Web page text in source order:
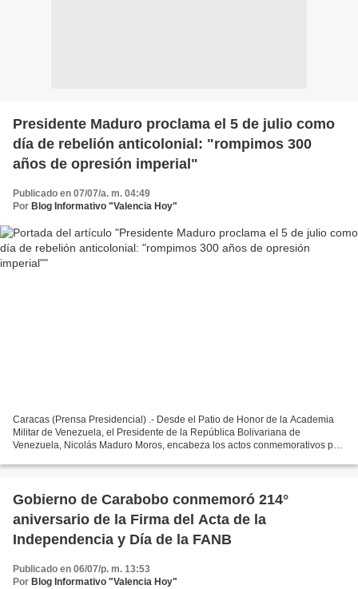
Presidente Maduro proclama el 5 de julio como
día de rebelión anticolonial: "rompimos 300
años de opresión imperial"
Publicado en 07/07/a. m. 04:49
Por Blog Informativo "Valencia Hoy"
Caracas (Prensa Presidencial) .- Desde el Patio de Honor de la Academia
Militar de Venezuela, el Presidente de la República Bolivariana de
Venezuela, Nicolás Maduro Moros, encabeza los actos conmemorativos por
Gobierno de Carabobo conmemoró 214°
aniversario de la Firma del Acta de la
Independencia y Día de la FANB
Publicado en 06/07/p. m. 13:53
Por Blog Informativo "Valencia Hoy"